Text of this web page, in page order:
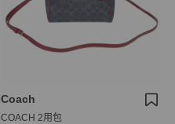
Coach
COACH 2用包